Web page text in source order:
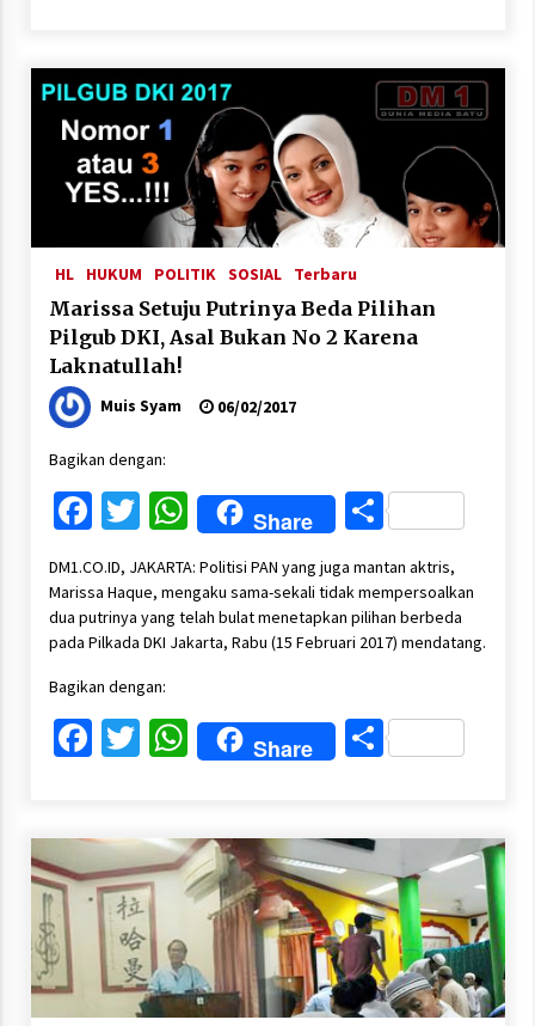
HL HUKUM POLITIK SOSIAL Terbaru
Marissa Setuju Putrinya Beda Pilihan
Pilgub DKI, Asal Bukan No 2 Karena
Laknatullah!
Muis Syam 06/02/2017
Bagikan dengan:
Facebook
Twitter
WhatsApp
Share Share
DM1.CO.ID, JAKARTA: Politisi PAN yang juga mantan aktris,
Marissa Haque, mengaku sama-sekali tidak mempersoalkan
dua putrinya yang telah bulat menetapkan pilihan berbeda
pada Pilkada DKI Jakarta, Rabu (15 Februari 2017) mendatang.
Bagikan dengan:
Facebook
Twitter
WhatsApp
Share Share